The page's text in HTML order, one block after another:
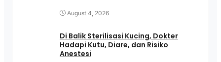
August 4, 2026
Di Balik Sterilisasi Kucing, Dokter
Hadapi Kutu, Diare, dan Risiko
Anestesi